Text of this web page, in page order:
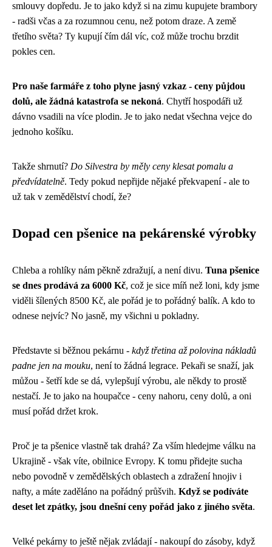
smlouvy dopředu. Je to jako když si na zimu kupujete brambory
- radši včas a za rozumnou cenu, než potom draze. A země
třetího světa? Ty kupují čím dál víc, což může trochu brzdit
pokles cen.
Pro naše farmáře z toho plyne jasný vzkaz - ceny půjdou
dolů, ale žádná katastrofa se nekoná. Chytří hospodáři už
dávno vsadili na více plodin. Je to jako nedat všechna vejce do
jednoho košíku.
Takže shrnutí? Do Silvestra by měly ceny klesat pomalu a
předvídatelně. Tedy pokud nepřijde nějaké překvapení - ale to
už tak v zemědělství chodí, že?
Dopad cen pšenice na pekárenské výrobky
Chleba a rohlíky nám pěkně zdražují, a není divu. Tuna pšenice
se dnes prodává za 6000 Kč, což je sice míň než loni, kdy jsme
viděli šílených 8500 Kč, ale pořád je to pořádný balík. A kdo to
odnese nejvíc? No jasně, my všichni u pokladny.
Představte si běžnou pekárnu - když třetina až polovina nákladů
padne jen na mouku, není to žádná legrace. Pekaři se snaží, jak
můžou - šetří kde se dá, vylepšují výrobu, ale někdy to prostě
nestačí. Je to jako na houpačce - ceny nahoru, ceny dolů, a oni
musí pořád držet krok.
Proč je ta pšenice vlastně tak drahá? Za vším hledejme válku na
Ukrajině - však víte, obilnice Evropy. K tomu přidejte sucha
nebo povodně v zemědělských oblastech a zdražení hnojiv i
nafty, a máte zaděláno na pořádný průšvih. Když se podíváte
deset let zpátky, jsou dnešní ceny pořád jako z jiného světa.
Velké pekárny to ještě nějak zvládají - nakoupí do zásoby, když